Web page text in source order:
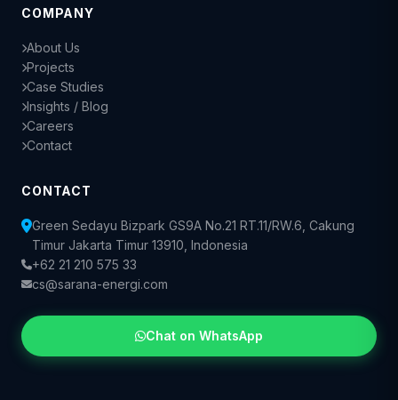
COMPANY
About Us
Projects
Case Studies
Insights / Blog
Careers
Contact
CONTACT
Green Sedayu Bizpark GS9A No.21 RT.11/RW.6, Cakung
Timur Jakarta Timur 13910, Indonesia
+62 21 210 575 33
cs@sarana-energi.com
Chat on WhatsApp